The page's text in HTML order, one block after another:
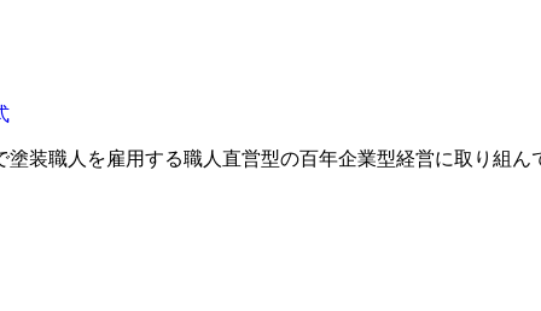
塗装職人を雇用する職人直営型の百年企業型経営に取り組ん